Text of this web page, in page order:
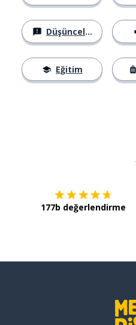
Düşünceler
Eğitim
177b değerlendirme